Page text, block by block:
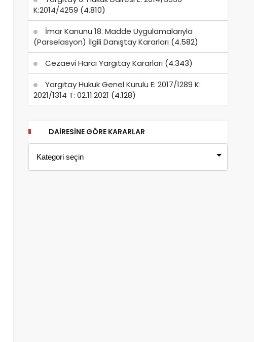
K:2014/4259 (4.810)
İmar Kanunu 18. Madde Uygulamalarıyla
(Parselasyon) İlgili Danıştay Kararları (4.582)
Cezaevi Harcı Yargıtay Kararları (4.343)
Yargıtay Hukuk Genel Kurulu E: 2017/1289 K:
2021/1314 T: 02.11.2021 (4.128)
DAIRESINE GÖRE KARARLAR